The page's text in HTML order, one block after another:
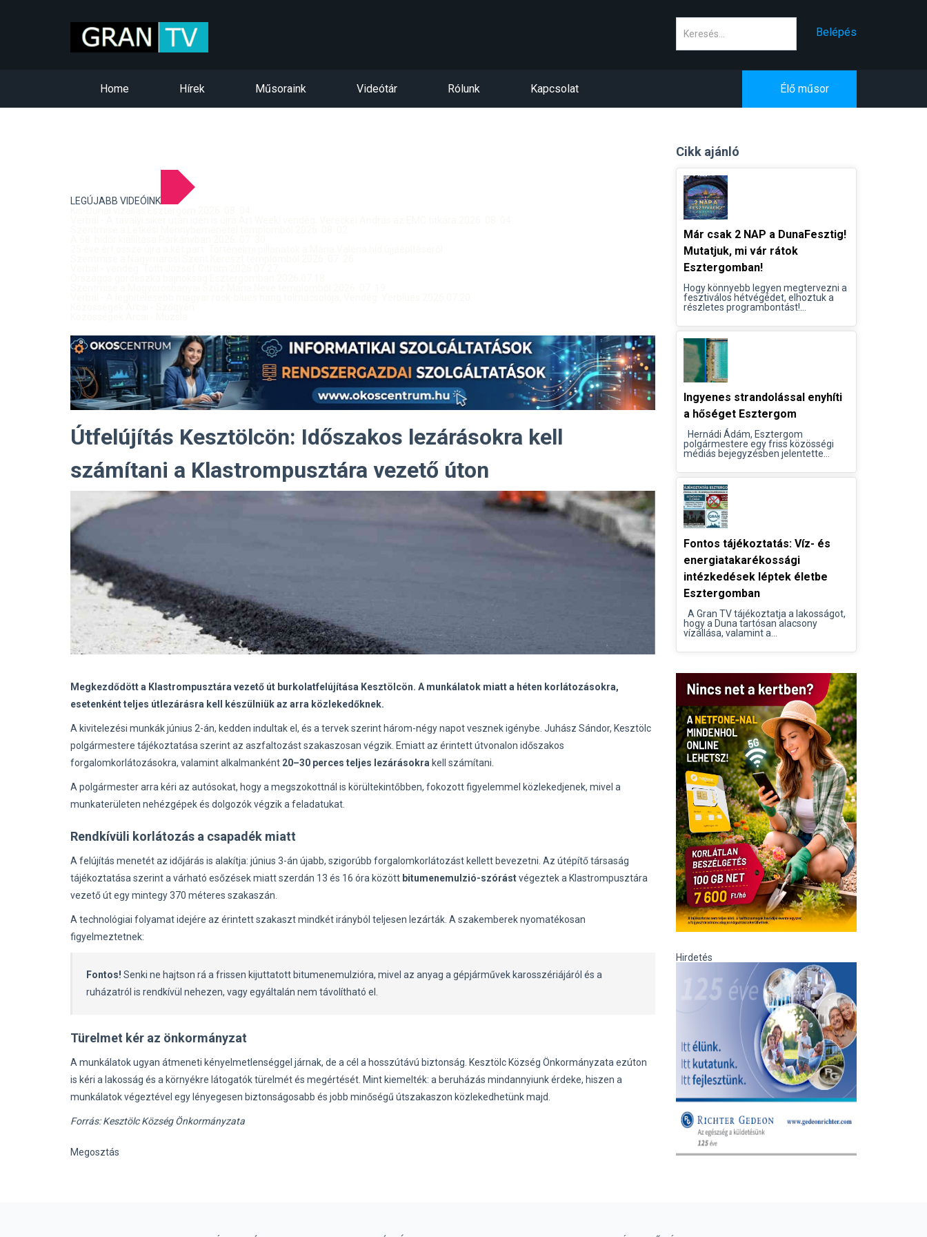
Belépés
Home Hírek Műsoraink Videótár Rólunk Kapcsolat Élő műsor
LEGÚJABB VIDEÓINK
Útfelújítás Kesztölcön: Időszakos lezárásokra kell
számítani a Klastrompusztára vezető úton
Megkezdődött a Klastrompusztára vezető út burkolatfelújítása Kesztölcön. A munkálatok miatt a héten korlátozásokra,
esetenként teljes útlezárásra kell készülniük az arra közlekedőknek.
A kivitelezési munkák június 2-án, kedden indultak el, és a tervek szerint három-négy napot vesznek igénybe. Juhász Sándor, Kesztölc
polgármestere tájékoztatása szerint az aszfaltozást szakaszosan végzik. Emiatt az érintett útvonalon időszakos
forgalomkorlátozásokra, valamint alkalmanként 20–30 perces teljes lezárásokra kell számítani.
A polgármester arra kéri az autósokat, hogy a megszokottnál is körültekintőbben, fokozott figyelemmel közlekedjenek, mivel a
munkaterületen nehézgépek és dolgozók végzik a feladatukat.
Rendkívüli korlátozás a csapadék miatt
A felújítás menetét az időjárás is alakítja: június 3-án újabb, szigorúbb forgalomkorlátozást kellett bevezetni. Az útépítő társaság
tájékoztatása szerint a várható esőzések miatt szerdán 13 és 16 óra között bitumenemulzió-szórástvégeztek a Klastrompusztára
vezető út egy mintegy 370 méteres szakaszán.
A technológiai folyamat idejére az érintett szakaszt mindkét irányból teljesen lezárták. A szakemberek nyomatékosan
figyelmeztetnek:
Fontos! Senki ne hajtson rá a frissen kijuttatott bitumenemulzióra, mivel az anyag a gépjárművek karosszériájáról és a
ruházatról is rendkívül nehezen, vagy egyáltalán nem távolítható el.
Türelmet kér az önkormányzat
A munkálatok ugyan átmeneti kényelmetlenséggel járnak, de a cél a hosszútávú biztonság. Kesztölc Község Önkormányzata ezúton
is kéri a lakosság és a környékre látogatók türelmét és megértését. Mint kiemelték: a beruházás mindannyiunk érdeke, hiszen a
munkálatok végeztével egy lényegesen biztonságosabb és jobb minőségű útszakaszon közlekedhetünk majd.
Forrás: Kesztölc Község Önkormányzata
Megosztás
Cikk ajánló
Már csak 2 NAP a DunaFesztig!
Mutatjuk, mi vár rátok
Esztergomban!
Hogy könnyebb legyen megtervezni a
fesztiválos hétvégédet, elhoztuk a
részletes programbontást!...
Ingyenes strandolással enyhíti
a hőséget Esztergom
Hernádi Ádám, Esztergom
polgármestere egy friss közösségi
médiás bejegyzésben jelentette...
Fontos tájékoztatás: Víz- és
energiatakarékossági
intézkedések léptek életbe
Esztergomban
A Gran TV tájékoztatja a lakosságot,
hogy a Duna tartósan alacsony
vízállása, valamint a...
Hirdetés